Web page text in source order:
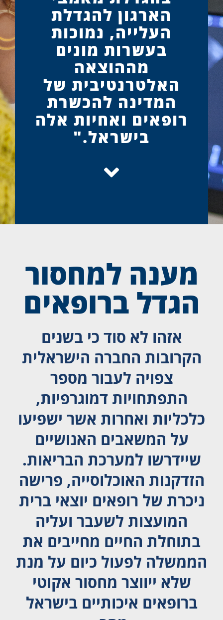
הארגון להגדלת
העלייה, נמוכות
בעשרות מונים
מההוצאה
האלטרנטיבית של
המדינה להכשרת
רופאים ואחיות אלה
בישראל."
מענה למחסור
הגדל ברופאים
אזהו לא סוד כי בשנים
הקרובות החברה הישראלית
צפויה לעבור מספר
התפתחויות דמוגרפיות,
כלכליות ואחרות אשר ישפיעו
על המשאבים האנושיים
שיידרשו למערכת הבריאות.
הזדקנות האוכלוסייה, פרישה
ניכרת של רופאים יוצאי ברית
המועצות לשעבר ועליה
בתוחלת החיים מחייבים את
הממשלה לפעול כיום על מנת
שלא ייווצר מחסור אקוטי
ברופאים איכותיים בישראל